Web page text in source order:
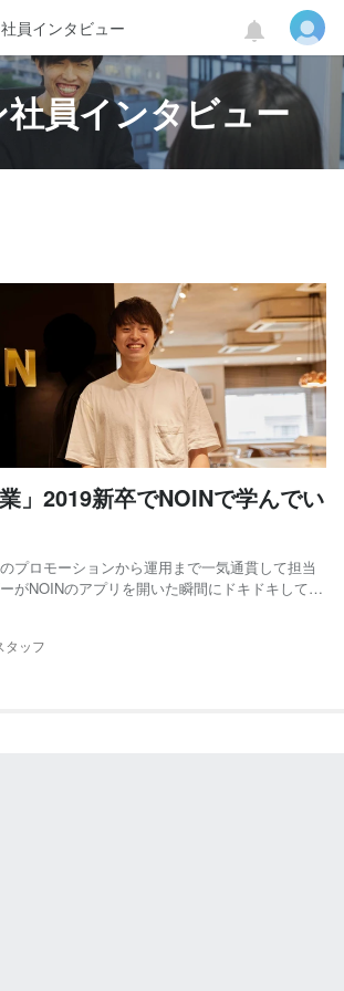
員インタビュー
員インタビュー
」2019新卒でNOINで学んでい
プロモーションから運用まで一気通貫して担当
がNOINのアプリを開いた瞬間にドキドキしてく
ザーは何を求めていているのだろうか。 どうし
うか。どうしたらドキドキを...
タッフ